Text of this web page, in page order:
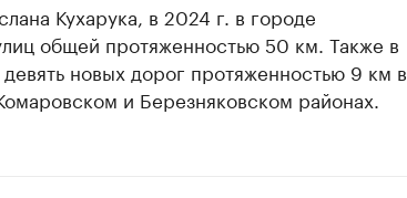
Кухарука, в 2024 г. в городе
общей протяженностью 50 км. Также в
новых дорог протяженностью 9 км в
и Березняковском районах.